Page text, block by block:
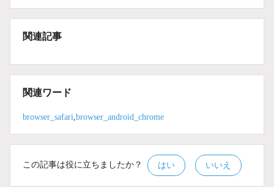
関連記事
関連ワード
browser_safari browser_android_chrome
この記事は役に立ちましたか？ はい いいえ